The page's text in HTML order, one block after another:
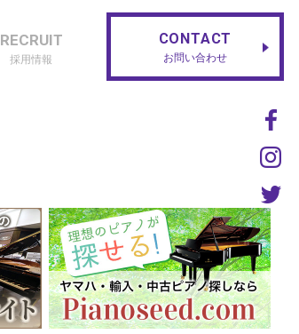
RECRUIT
採用情報
CONTACT
お問い合わせ